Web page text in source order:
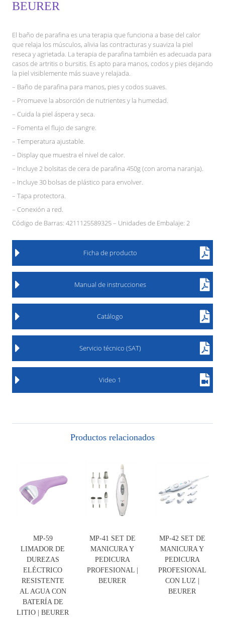
BEURER
El baño de parafina es una terapia que funciona a base del calor
que relaja los músculos, alivia las contracturas y suaviza la piel
reseca y agrietada. La terapia de parafina también es adecuada para
casos de artritis o bursitis. Es apto para manos, codos y pies dejando
la piel visiblemente más suave y relajada.
– Baño de parafina para manos, pies y codos suaves.
– Promueve la absorción de nutrientes y la humedad.
– Cuida la piel áspera y seca.
– Fomenta el flujo de sangre.
– Temperatura ajustable.
– Display que muestra el nivel de calor.
– Incluye 2 bolsitas de cera de parafina 450g (con aroma naranja).
– Incluye 30 bolsas de plástico para envolver.
– Tapa protectora.
– Conexión a red.
Código de Barras: 4211125589325 – Unidades de Embalaje: 2
Ficha de producto
Manual de instrucciones
Catálogo
Servicio técnico (SAT)
Video 1
Productos relacionados
MP-59
LIMADOR DE
DUREZAS
ELÉCTRICO
RESISTENTE
AL AGUA CON
BATERÍA DE
LITIO | BEURER
MP-41 SET DE
MANICURA Y
PEDICURA
PROFESIONAL |
BEURER
MP-42 SET DE
MANICURA Y
PEDICURA
PROFESIONAL
CON LUZ |
BEURER